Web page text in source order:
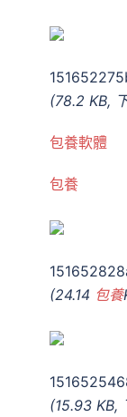
(78.2 KB,
包養軟體
包養
(24.14 包養
(15.93 KB,